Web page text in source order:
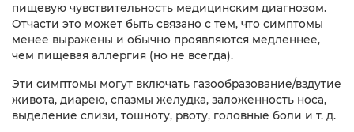
пищевую чувствительность медицинским диагнозом.
Отчасти это может быть связано с тем, что симптомы
менее выражены и обычно проявляются медленнее,
чем пищевая аллергия (но не всегда).
Эти симптомы могут включать газообразование/вздутие
живота, диарею, спазмы желудка, заложенность носа,
выделение слизи, тошноту, рвоту, головные боли и т. д.